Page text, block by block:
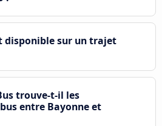
disponible sur un trajet
trouve-t-il les
entre Bayonne et